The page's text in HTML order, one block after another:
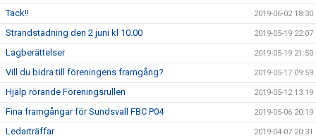
Tack!! 2019-06-02 18:30
Strandstädning den 2 juni kl 10.00 2019-05-19 22:07
Lagberättelser 2019-05-19 21:50
Vill du bidra till föreningens framgång? 2019-05-17 09:59
Hjälp rörande Föreningsrullen 2019-05-12 13:19
Fina framgångar för Sundsvall FBC P04 2019-05-06 20:19
Ledarträffar 2019-04-07 20:31